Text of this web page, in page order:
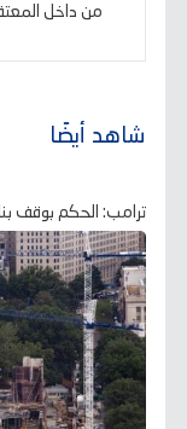
من داخل
شاهد أيضًا
ترامب: الحكم بوقف